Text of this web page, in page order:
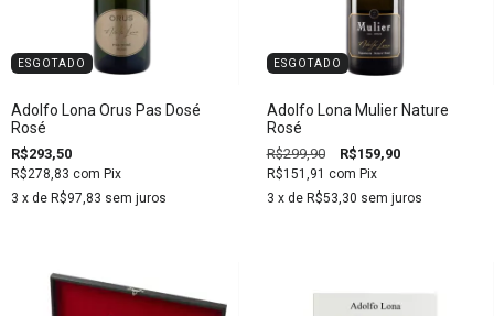
ESGOTADO
Adolfo Lona Orus Pas Dosé
Rosé
R$293,50
R$278,83 com Pix
3 x de R$97,83 sem juros
ESGOTADO
Adolfo Lona Mulier Nature
Rosé
R$299,90 R$159,90
R$151,91 com Pix
3 x de R$53,30 sem juros